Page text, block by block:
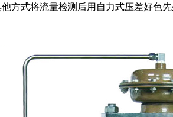
他方式将流量检测后用自力式压差好色